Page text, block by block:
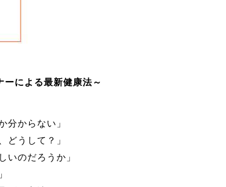
ーによる最新健康法～
分からない」
どうして？」
いのだろうか」